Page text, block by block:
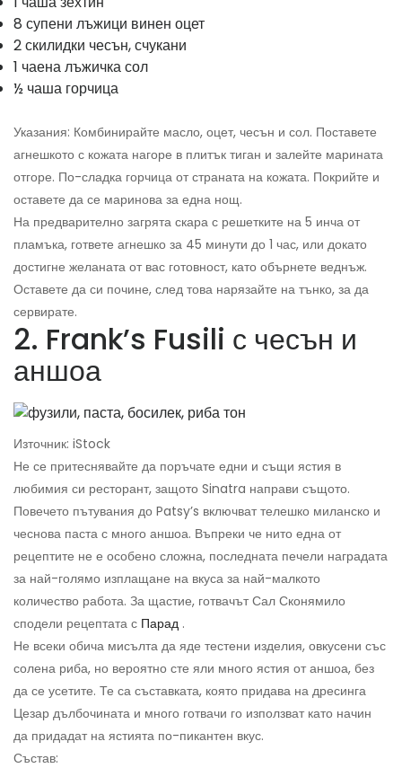
8 супени лъжици винен оцет
2 скилидки чесън, счукани
1 чаена лъжичка сол
½ чаша горчица
Указания: Комбинирайте масло, оцет, чесън и сол. Поставете
агнешкото с кожата нагоре в плитък тиган и залейте марината
отгоре. По-сладка горчица от страната на кожата. Покрийте и
оставете да се маринова за една нощ.
На предварително загрята скара с решетките на 5 инча от
пламъка, гответе агнешко за 45 минути до 1 час, или докато
достигне желаната от вас готовност, като обърнете веднъж.
Оставете да си почине, след това нарязайте на тънко, за да
сервирате.
2. Frank’s Fusili с чесън и
аншоа
Източник: iStock
Не се притеснявайте да поръчате едни и същи ястия в
любимия си ресторант, защото Sinatra направи същото.
Повечето пътувания до Patsy’s включват телешко миланско и
чеснова паста с много аншоа. Въпреки че нито една от
рецептите не е особено сложна, последната печели наградата
за най-голямо изплащане на вкуса за най-малкото
количество работа. За щастие, готвачът Сал Сконямило
сподели рецептата с Парад .
Не всеки обича мисълта да яде тестени изделия, овкусени със
солена риба, но вероятно сте яли много ястия от аншоа, без
да се усетите. Те са съставката, която придава на дресинга
Цезар дълбочината и много готвачи го използват като начин
да придадат на ястията по-пикантен вкус.
Състав: